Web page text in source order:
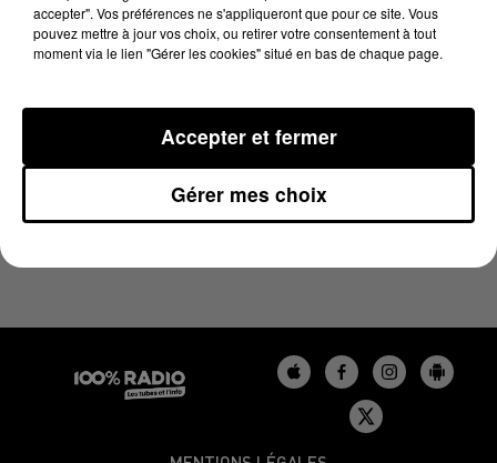
LES INFOS DU TARN DU 04/12/2023 À 12H01
accepter". Vos préférences ne s'appliqueront que pour ce site. Vous
pouvez mettre à jour vos choix, ou retirer votre consentement à tout
moment via le lien "Gérer les cookies" situé en bas de chaque page.
Gérer mes choix
Accepter et fermer